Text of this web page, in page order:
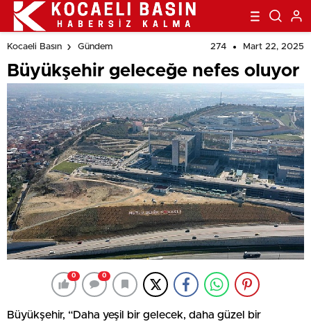
Kocaeli Basın Gündem 274 Mart 22, 2025
Büyükşehir geleceğe nefes oluyor
0 0
Büyükşehir, “Daha yeşil bir gelecek, daha güzel bir